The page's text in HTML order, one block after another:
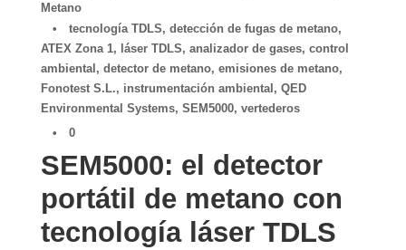
Metano
•
tecnología TDLS, detección de fugas de metano,
ATEX Zona 1, láser TDLS, analizador de gases, control
ambiental , detector de metano, emisiones de metano,
Fonotest S.L., instrumentación ambiental , QED
Environmental Systems, SEM5000, vertederos
•
0
SEM5000: el detector
portátil de metano con
tecnología láser TDLS